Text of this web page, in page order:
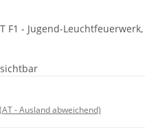
F1 - Jugend-
(AT - Ausland abweichend)